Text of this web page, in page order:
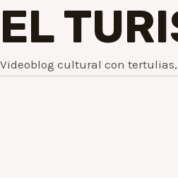
EL
Videoblog cultural con